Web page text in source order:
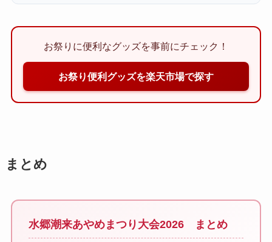
お祭りに便利なグッズを事前にチェック！
お祭り便利グッズを楽天市場で探す
まとめ
水郷潮来あやめまつり大会2026 まとめ